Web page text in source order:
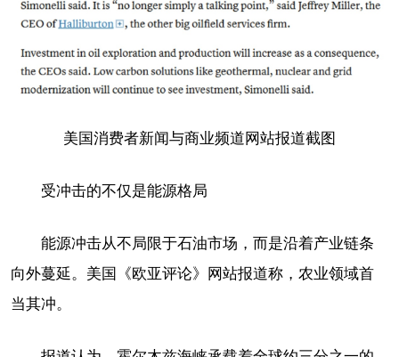
美国消费者新闻与商业频道网站报道截图
受冲击的不仅是能源格局
能源冲击从不局限于石油市场，而是沿着产业链条
向外蔓延。美国《欧亚评论》网站报道称，农业领域首
当其冲。